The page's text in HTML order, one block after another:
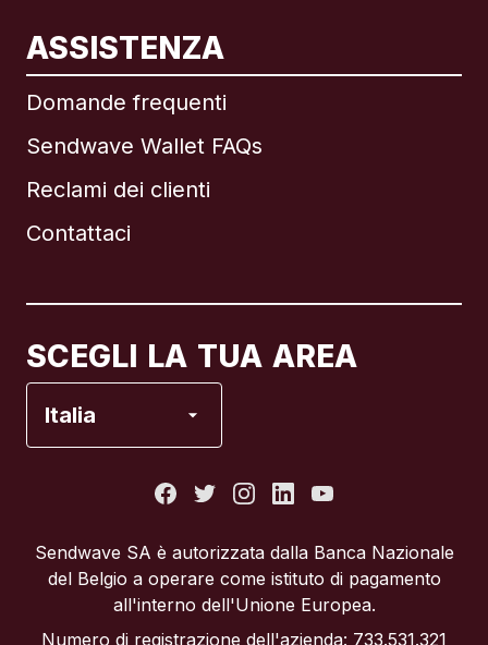
ASSISTENZA
Domande frequenti
Sendwave Wallet FAQs
Reclami dei clienti
Contattaci
SCEGLI LA TUA AREA
Italia
Internazionale English
Brasile
Regno Unito
Sendwave SA è autorizzata dalla Banca Nazionale
del Belgio a operare come istituto di pagamento
all'interno dell'Unione Europea.
Numero di registrazione dell'azienda: 733.531.321